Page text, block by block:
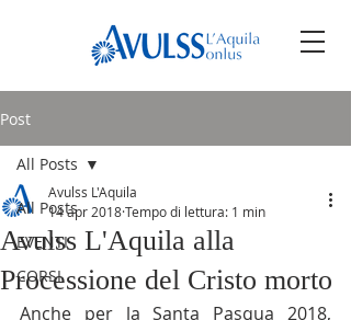
Post
All Posts
EVENTI
CORSI
All Posts
Avulss L'Aquila alla
Processione del Cristo morto
Avulss L'Aquila
14 apr 2018Tempo di lettura: 1 min
Anche per la Santa Pasqua 2018,